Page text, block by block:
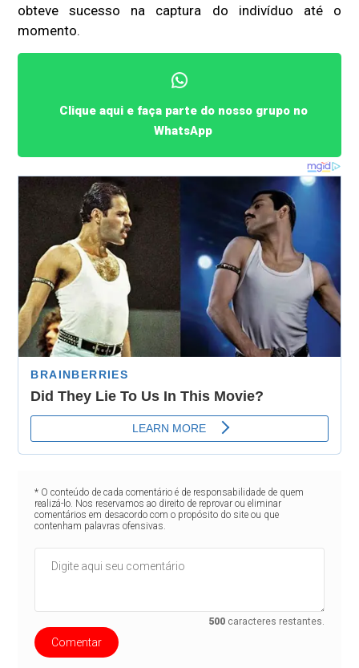
obteve sucesso na captura do indivíduo até o
momento.
Clique aqui e faça parte do nosso grupo no
WhatsApp
* O conteúdo de cada comentário é de responsabilidade de quem
realizá-lo. Nos reservamos ao direito de reprovar ou eliminar
comentários em desacordo com o propósito do site ou que
contenham palavras ofensivas.
500 caracteres restantes.
Comentar